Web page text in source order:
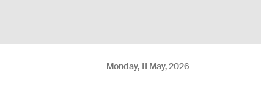
Monday, 11 May, 2026